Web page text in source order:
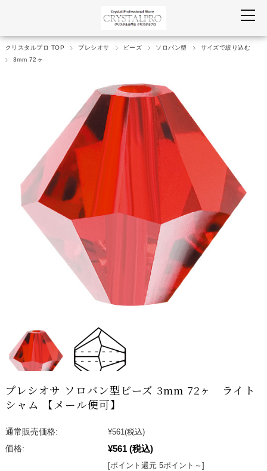
クリスタルプロ TOP プレシオサ ビーズ ソロバン型
サイズで絞り込む
3mm 72ヶ
プレシオサ ソロバン型ビーズ 3mm 72ヶ ライト
シャム 【メール便可】
通常販売価格: ¥561(税込)
価格:
¥561 (税込)
[ポイント還元 5ポイント～]